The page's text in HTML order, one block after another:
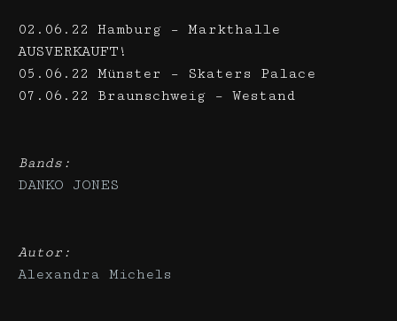
02.06.22 Hamburg – Markthalle
AUSVERKAUFT!
05.06.22 Münster – Skaters Palace
07.06.22 Braunschweig – Westand
Bands:
DANKO JONES
Autor:
Alexandra Michels